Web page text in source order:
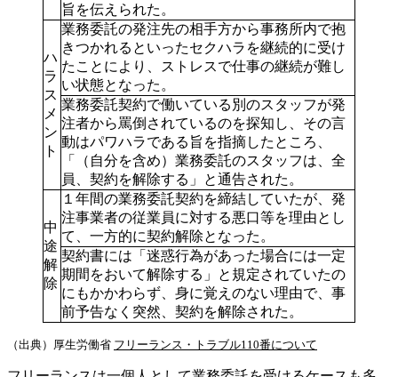
旨を伝えられた。
ハ
ラ
ス
メ
ン
ト
業務委託の発注先の相手方から事務所内で抱
きつかれるといったセクハラを継続的に受け
たことにより、ストレスで仕事の継続が難し
い状態となった。
業務委託契約で働いている別のスタッフが発
注者から罵倒されているのを探知し、その言
動はパワハラである旨を指摘したところ、
「（自分を含め）業務委託のスタッフは、全
員、契約を解除する」と通告された。
中
途
解
除
１年間の業務委託契約を締結していたが、発
注事業者の従業員に対する悪口等を理由とし
て、一方的に契約解除となった。
契約書には「迷惑行為があった場合には一定
期間をおいて解除する」と規定されていたの
にもかかわらず、身に覚えのない理由で、事
前予告なく突然、契約を解除された。
（出典）厚生労働省 フリーランス・トラブル110番について